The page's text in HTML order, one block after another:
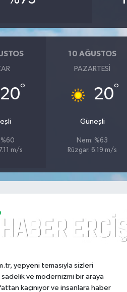
20°
%60
m/s
10 AĞUSTOS
PAZARTESI
20°
Güneşli
Nem: %63
Rüzgar: 6.19 m/s
yepyeni temasıyla sizleri
ve modernizmi bir araya
kaçınıyor ve insanlara haber